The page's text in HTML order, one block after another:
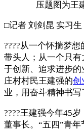
压题图为王
□记者 刘剑昆 实习生
????从一个怀揣梦
带头人；从一个只
于创新、追求进步
庄村村民王建强的创
业，用奋斗精神书写
????王建强今年45
董事长。“五四”青